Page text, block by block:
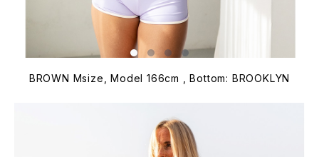
BROWN Msize, Model 166cm , Bottom: BROOKLYN